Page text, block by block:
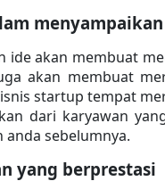
ide akan membuat
akan membuat
startup tempat
dari karyawan
sebelumnya.
yang berprestasi